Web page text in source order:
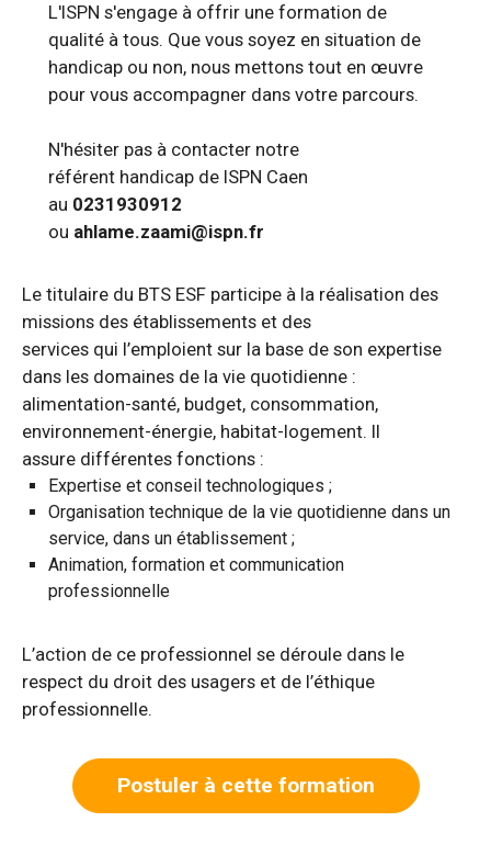
Le titulaire du BTS ESF participe à la réalisation des
missions des établissements et des
services qui l’emploient sur la base de son expertise
dans les domaines de la vie quotidienne :
alimentation-santé, budget, consommation,
environnement-énergie, habitat-logement. Il
assure différentes fonctions :
Expertise et conseil technologiques ;
Organisation technique de la vie quotidienne dans un
service, dans un établissement ;
Animation, formation et communication
professionnelle
L’action de ce professionnel se déroule dans le
respect du droit des usagers et de l’éthique
professionnelle.
Postuler à cette formation
L'ISPN s'engage à offrir une formation de
qualité à tous. Que vous soyez en situation de
handicap ou non, nous mettons tout en œuvre
pour vous accompagner dans votre parcours.
N'hésiter pas à contacter notre
référent handicap de ISPN Caen
au 0231930912
ou ahlame.zaami@ispn.fr